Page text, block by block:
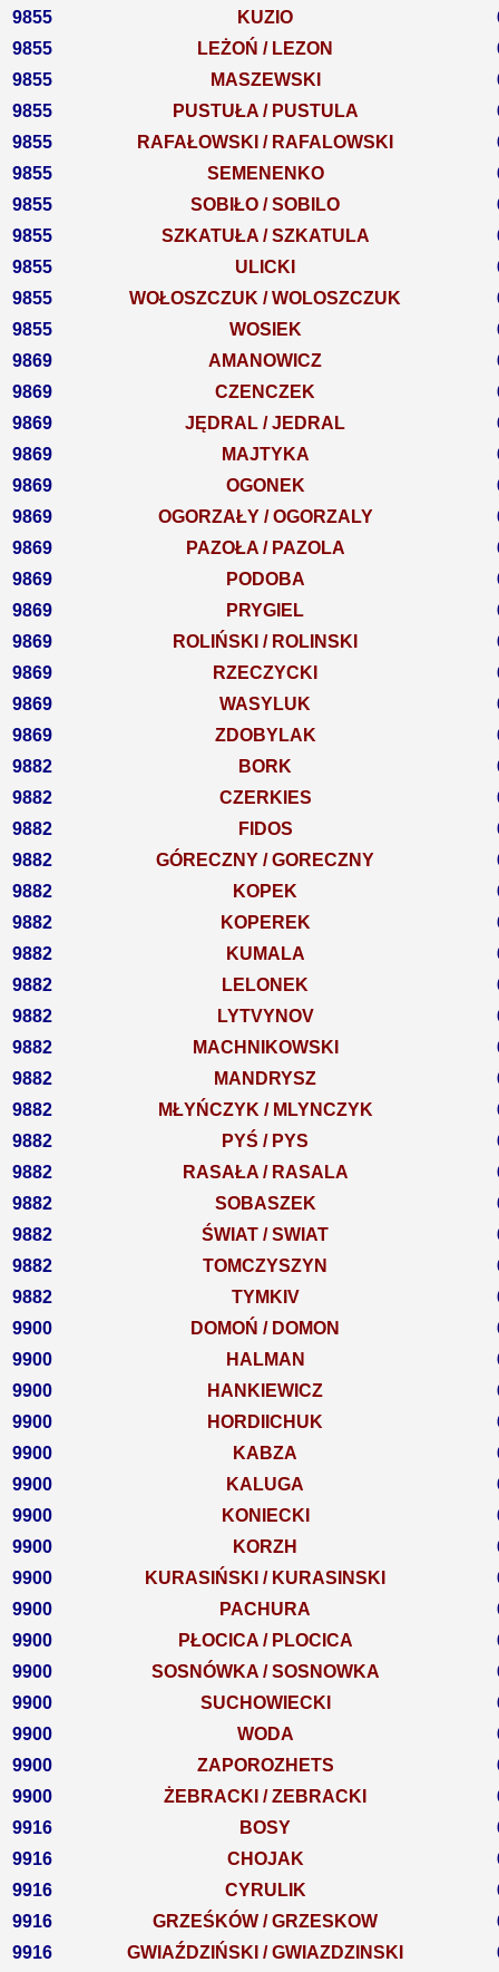
9855 KUZIO
9855
LEŻOŃ / LEZON
9855
MASZEWSKI
9855
PUSTUŁA / PUSTULA
9855
RAFAŁOWSKI / RAFALOWSKI
9855
SEMENENKO
9855
SOBIŁO / SOBILO
9855
SZKATUŁA / SZKATULA
9855
ULICKI
9855
WOŁOSZCZUK / WOLOSZCZUK
9855
WOSIEK
9869
AMANOWICZ
9869
CZENCZEK
9869
JĘDRAL / JEDRAL
9869
MAJTYKA
9869
OGONEK
9869
OGORZAŁY / OGORZALY
9869
PAZOŁA / PAZOLA
9869
PODOBA
9869
PRYGIEL
9869
ROLIŃSKI / ROLINSKI
9869
RZECZYCKI
9869
WASYLUK
9869
ZDOBYLAK
9882
BORK
9882
CZERKIES
9882
FIDOS
9882
GÓRECZNY / GORECZNY
9882
KOPEK
9882
KOPEREK
9882
KUMALA
9882
LELONEK
9882
LYTVYNOV
9882
MACHNIKOWSKI
9882
MANDRYSZ
9882
MŁYŃCZYK / MLYNCZYK
9882
PYŚ / PYS
9882
RASAŁA / RASALA
9882
SOBASZEK
9882
ŚWIAT / SWIAT
9882
TOMCZYSZYN
9882
TYMKIV
9900
DOMOŃ / DOMON
9900
HALMAN
9900
HANKIEWICZ
9900
HORDIICHUK
9900
KABZA
9900
KALUGA
9900
KONIECKI
9900
KORZH
9900
KURASIŃSKI / KURASINSKI
9900
PACHURA
9900
PŁOCICA / PLOCICA
9900
SOSNÓWKA / SOSNOWKA
9900
SUCHOWIECKI
9900
WODA
9900
ZAPOROZHETS
9900
ŻEBRACKI / ZEBRACKI
9916
BOSY
9916
CHOJAK
9916
CYRULIK
9916
GRZEŚKÓW / GRZESKOW
9916
GWIAŹDZIŃSKI / GWIAZDZINSKI